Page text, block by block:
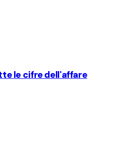
le cifre dell'affare